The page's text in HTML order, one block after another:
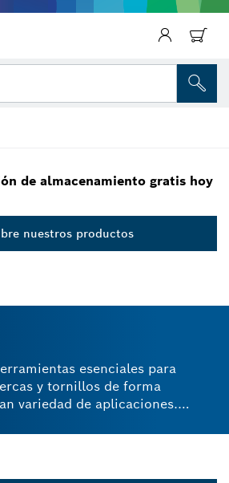
de almacenamiento gratis hoy
nuestros productos
esenciales para
y tornillos de forma
variedad de aplicaciones.
transmisión de la fuerza